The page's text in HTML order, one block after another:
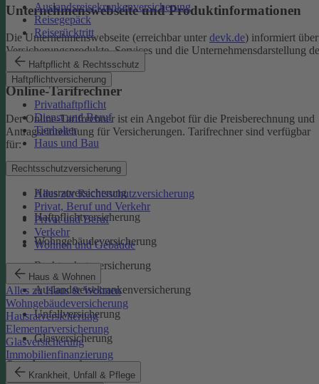
Auslandsreisekrankenversicherung
Reisegepäck
Reiserücktritt
Haftpflicht & Rechtsschutz
Haftpflichtversicherung
Privathaftpflicht
Dienst und Beruf
Tierhalter
Haus und Bau
Rechtsschutzversicherung
Alles zur Rechtsschutzversicherung
Privat, Beruf und Verkehr
Privat und Beruf
Verkehr
Wohnen und Gebäude
Haus & Wohnen
Alles zu Haus & Wohnen
Wohngebäudeversicherung
Hausratversicherung
Elementarversicherung
Glasversicherung
Immobilienfinanzierung
Krankheit, Unfall & Pflege
Unternehmenswebseite und Produktinformationen
Die Unternehmenswebseite (erreichbar unter devk.de) informiert über
Versicherungsprodukte, Services und die Unternehmensdarstellung
DEVK.
Online-Tarifrechner
Der Online-Tarifrechner ist ein Angebot für die Preisberechnung und
Antragseinreichung für Versicherungen. Tarifrechner sind verfügbar
für:
Kfz-Versicherungen
Hausratversicherung
Haftpflichtversicherung
Wohngebäudeversicherung
Rechtsschutzversicherung
Auslandsreisekrankenversicherung
Unfallversicherung
Glasversicherung
Serviceportal